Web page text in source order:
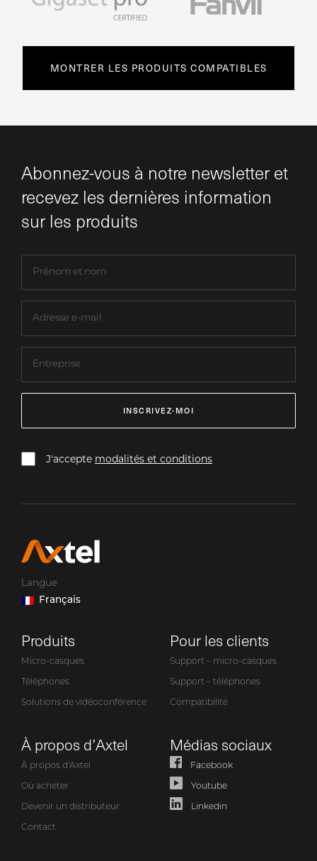
MONTRER LES PRODUITS COMPATIBLES
Abonnez-vous à notre newsletter et
recevez les dernières information
sur les produits
INSCRIVEZ-MOI
J'accepte modalités et conditions
Langue
Français
Produits
Micro-casques
Téléphones
Solutions de vidéoconférence
Pour les clients
Support – micro-casques
Support – téléphones
Compatibilité
À propos d’Axtel
À propos d’Axtel
Où acheter
Devenir un distributeur
Contact
Médias sociaux
Facebook
Youtube
Linkedin